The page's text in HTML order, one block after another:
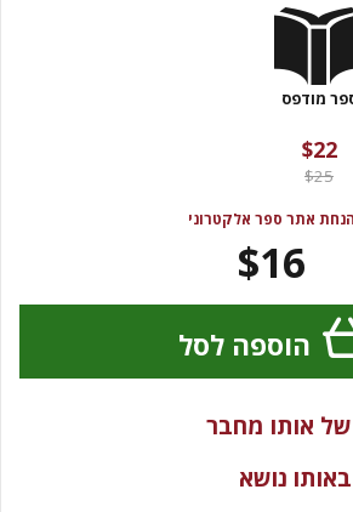
מודפס
$22
$25
הנחת אתר ספר אלקטרוני
$16
הוספה לסל
אותו מחבר
נושא